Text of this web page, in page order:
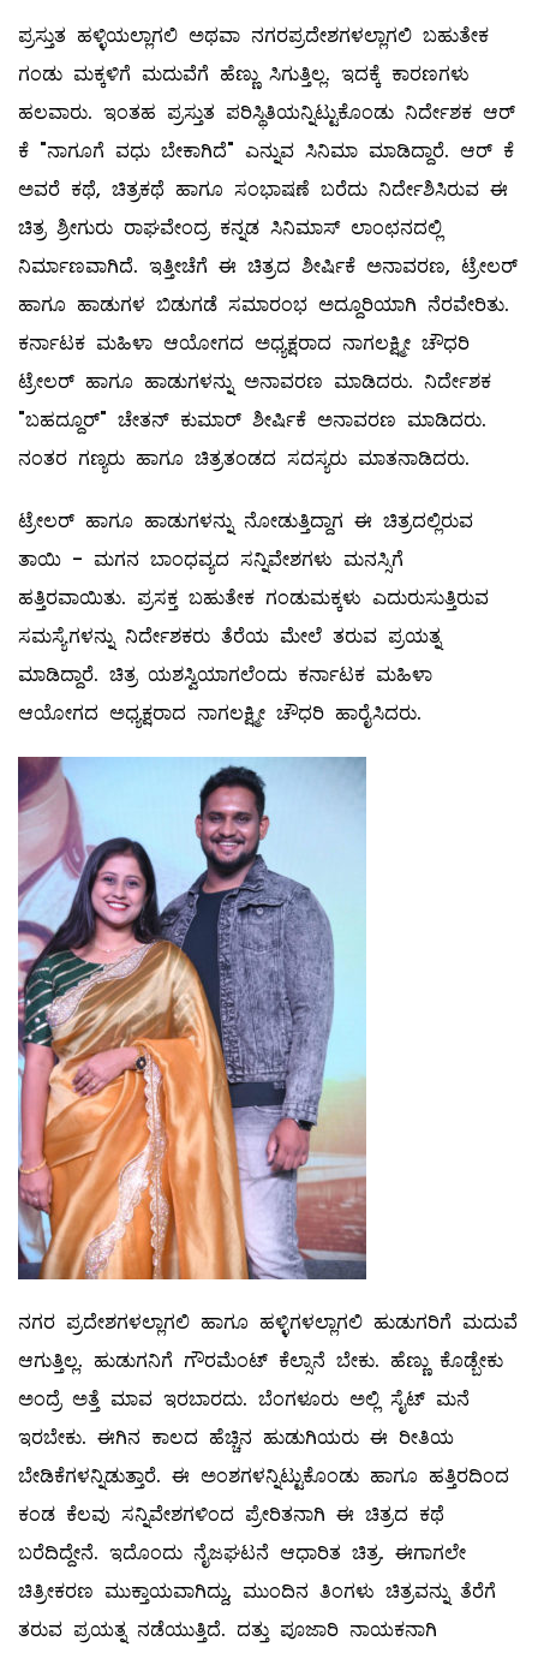
ಪ್ರಸ್ತುತ ಹಳ್ಳಿಯಲ್ಲಾಗಲಿ ಅಥವಾ ನಗರಪ್ರದೇಶಗಳಲ್ಲಾಗಲಿ ಬಹುತೇಕ
ಗಂಡು ಮಕ್ಕಳಿಗೆ ಮದುವೆಗೆ ಹೆಣ್ಣು ಸಿಗುತ್ತಿಲ್ಲ. ಇದಕ್ಕೆ ಕಾರಣಗಳು
ಹಲವಾರು. ಇಂತಹ ಪ್ರಸ್ತುತ ಪರಿಸ್ಥಿತಿಯನ್ನಿಟ್ಟುಕೊಂಡು ನಿರ್ದೇಶಕ ಆರ್
ಕೆ "ನಾಗೂಗೆ ವಧು ಬೇಕಾಗಿದೆ" ಎನ್ನುವ ಸಿನಿಮಾ‌ ಮಾಡಿದ್ದಾರೆ. ಆರ್ ಕೆ
ಅವರೆ ಕಥೆ, ಚಿತ್ರಕಥೆ ಹಾಗೂ ಸಂಭಾಷಣೆ ಬರೆದು ನಿರ್ದೇಶಿಸಿರುವ ಈ
ಚಿತ್ರ ಶ್ರೀಗುರು ರಾಘವೇಂದ್ರ ಕನ್ನಡ ಸಿನಿಮಾಸ್ ಲಾಂಛನದಲ್ಲಿ
ನಿರ್ಮಾಣವಾಗಿದೆ. ಇತ್ತೀಚೆಗೆ ಈ ಚಿತ್ರದ ಶೀರ್ಷಿಕೆ ಅನಾವರಣ, ಟ್ರೇಲರ್
ಹಾಗೂ ಹಾಡುಗಳ ಬಿಡುಗಡೆ ಸಮಾರಂಭ ಅದ್ದೂರಿಯಾಗಿ ನೆರವೇರಿತು.
ಕರ್ನಾಟಕ ಮಹಿಳಾ ಆಯೋಗದ ಅಧ್ಯಕ್ಷರಾದ ನಾಗಲಕ್ಷ್ಮೀ ಚೌಧರಿ
ಟ್ರೇಲರ್ ಹಾಗೂ ಹಾಡುಗಳನ್ನು ಅನಾವರಣ ಮಾಡಿದರು. ನಿರ್ದೇಶಕ
"ಬಹದ್ದೂರ್" ಚೇತನ್ ಕುಮಾರ್ ಶೀರ್ಷಿಕೆ ಅನಾವರಣ ಮಾಡಿದರು.
ನಂತರ ಗಣ್ಯರು ಹಾಗೂ ಚಿತ್ರತಂಡದ ಸದಸ್ಯರು ಮಾತನಾಡಿದರು.
ಟ್ರೇಲರ್ ಹಾಗೂ ಹಾಡುಗಳನ್ನು ನೋಡುತ್ತಿದ್ದಾಗ ಈ ಚಿತ್ರದಲ್ಲಿರುವ
ತಾಯಿ - ಮಗನ ಬಾಂಧವ್ಯದ ಸನ್ನಿವೇಶಗಳು ಮನಸ್ಸಿಗೆ
ಹತ್ತಿರವಾಯಿತು. ಪ್ರಸಕ್ತ ಬಹುತೇಕ ಗಂಡುಮಕ್ಕಳು ಎದುರುಸುತ್ತಿರುವ
ಸಮಸ್ಯೆಗಳನ್ನು ನಿರ್ದೇಶಕರು ತೆರೆಯ ಮೇಲೆ ತರುವ ಪ್ರಯತ್ನ
ಮಾಡಿದ್ದಾರೆ. ಚಿತ್ರ ಯಶಸ್ವಿಯಾಗಲೆಂದು ಕರ್ನಾಟಕ ಮಹಿಳಾ
ಆಯೋಗದ ಅಧ್ಯಕ್ಷರಾದ ನಾಗಲಕ್ಷ್ಮೀ ಚೌಧರಿ ಹಾರೈಸಿದರು.
ನಗರ ಪ್ರದೇಶಗಳಲ್ಲಾಗಲಿ ಹಾಗೂ ಹಳ್ಳಿಗಳಲ್ಲಾಗಲಿ ಹುಡುಗರಿಗೆ ಮದುವೆ
ಆಗುತ್ತಿಲ್ಲ. ಹುಡುಗನಿಗೆ ಗೌರಮೆಂಟ್ ಕೆಲ್ಸಾನೆ ಬೇಕು. ಹೆಣ್ಣು ಕೊಡ್ಬೇಕು
ಅಂದ್ರೆ ಅತ್ತೆ ಮಾವ ಇರಬಾರದು. ಬೆಂಗಳೂರು ಅಲ್ಲಿ ಸೈಟ್ ಮನೆ
ಇರಬೇಕು. ಈಗಿನ ಕಾಲದ ಹೆಚ್ಚಿನ ಹುಡುಗಿಯರು ಈ ರೀತಿಯ
ಬೇಡಿಕೆಗಳನ್ನಿಡುತ್ತಾರೆ. ಈ ಅಂಶಗಳನ್ನಿಟ್ಟುಕೊಂಡು ಹಾಗೂ ಹತ್ತಿರದಿಂದ
ಕಂಡ ಕೆಲವು ಸನ್ನಿವೇಶಗಳಿಂದ ಪ್ರೇರಿತನಾಗಿ ಈ ಚಿತ್ರದ ಕಥೆ
ಬರೆದಿದ್ದೇನೆ. ಇದೊಂದು ನೈಜಘಟನೆ ಆಧಾರಿತ ಚಿತ್ರ. ಈಗಾಗಲೇ
ಚಿತ್ರೀಕರಣ ಮುಕ್ತಾಯವಾಗಿದ್ದು, ಮುಂದಿನ ತಿಂಗಳು ಚಿತ್ರವನ್ನು ತೆರೆಗೆ
ತರುವ ಪ್ರಯತ್ನ ನಡೆಯುತ್ತಿದೆ. ದತ್ತು ಪೂಜಾರಿ ನಾಯಕನಾಗಿ